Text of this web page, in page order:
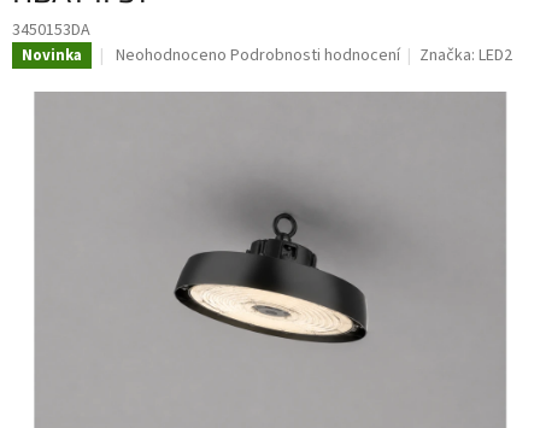
3450153DA
Novinka
Průměrné
produktu
Neohodnoceno Podrobnosti hodnocení Značka:LED2